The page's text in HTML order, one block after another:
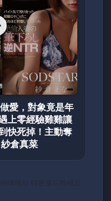
愛，對象竟是年
上零經驗雞雞讓
快死掉！主動奪
倉真菜
래에서 다운로드하세요